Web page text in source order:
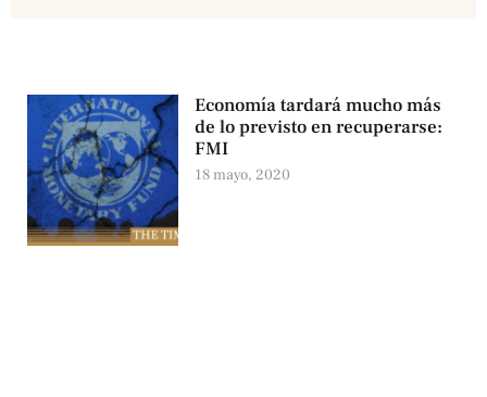
Economía tardará mucho más
de lo previsto en recuperarse:
FMI
18 mayo, 2020